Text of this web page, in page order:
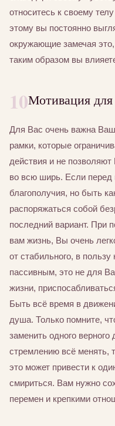
относитесь к своему
этому вы постоянно
окружающие замечая
таким образом вы
10Мотивация
Для Вас очень важна
рамки, которые
действия и не
во всю ширь. Если перед
благополучия, но быть
распоряжаться собой
последний вариант. При
вам жизнь, Вы очень
от стабильного, в пользу
пассивным, это не для
жизни,
Быть всё время в
душа. Только помните,
заменить одного
стремлению всё менять,
это может привести к
смириться. Вам нужно
перемен и крепкими